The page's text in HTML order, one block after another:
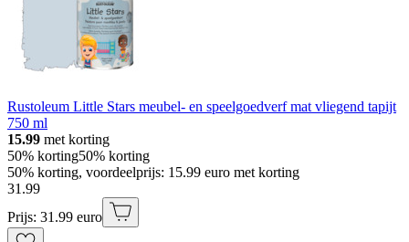
Rustoleum Little Stars meubel- en speelgoedverf mat vliegend tapijt
750 ml
15.99 met korting
50% korting50% korting
50% korting, voordeelprijs: 15.99 euro met korting
31 .99
Prijs: 31.99 euro